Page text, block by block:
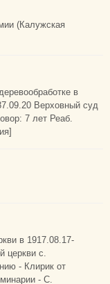
(Калужская
в
Верховный суд
7 лет Реаб.
в 1917.08.17-
церкви с.
- Клирик от
- С.